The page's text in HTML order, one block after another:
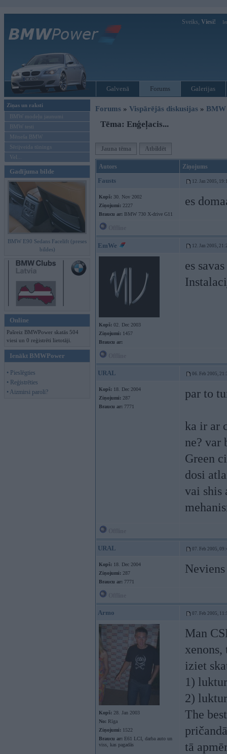
Sveiks, Viesi!
Galvenā Forums Galerijas
Ziņas un raksti
BMW modeļu jaunumi
BMW testi
Mēneša BMW
Sērijveida tūnings
Vel...
Gadījuma bilde
BMW E90 Sedans Facelift (preses
bildes)
Online
Pašreiz BMWPower skatās 504
viesi un 0 reģistrēti lietotāji.
Ienākt BMWPower
• Pieslēgties
• Reģistrēties
• Aizmirsi paroli?
Forums » Vispārējās diskusijas » BMW
Tēma: Enģeļacis...
Jauna tēma Atbildēt
Autors Ziņojums
Fausts 12. Jan 2005,
Kopš: 30. Nov 2002
Ziņojumi: 2227
Braucu ar: BMW 730 X-drive G11
es
EmWe 12. Jan 2005,
Kopš: 02. Dec 2003
Ziņojumi: 1457
Braucu ar:
es
URAL 06. Feb 2005,
Kopš: 18. Dec 2004
Ziņojumi: 287
Braucu ar: 7771
par to
ka ir ar
ne? var
Green
dosi
vai shis
URAL 07. Feb 2005,
Kopš: 18. Dec 2004
Ziņojumi: 287
Braucu ar: 7771
Armo 07. Feb 2005,
Kopš: 28. Jan 2003
No: Rīga
Ziņojumi: 1522
Braucu ar: E61 LCI, darba auto un
viss, kas pagadās
Man
iziet
1)
2)
The
tā